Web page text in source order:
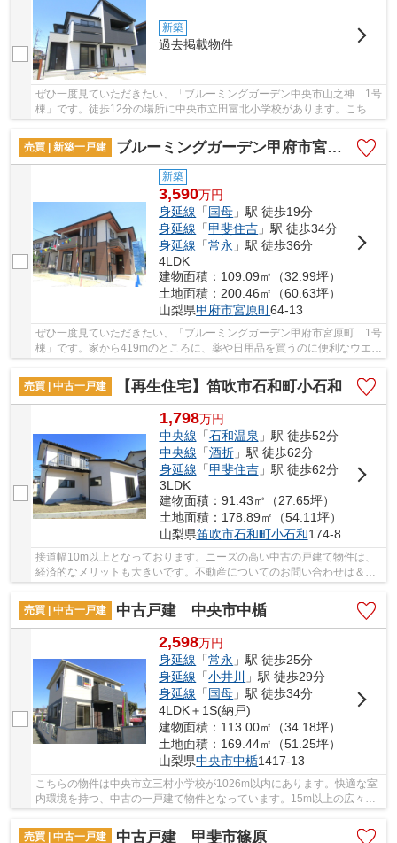
新築
過去掲載物件
ぜひ一度見ていただきたい、「ブルーミングガーデン中央市山之神 1号
棟」です。徒歩12分の場所に中央市立田富北小学校があります。こちら
は省エネ対策にもご利用頂けます。ベタ基礎に...
売買 | 新築一戸建
ブルーミングガーデン甲府市宮原町 1号棟
新築
3,590万円
身延線 「国母 」駅 徒歩19分
身延線 「甲斐住吉 」駅 徒歩34分
身延線 「常永 」駅 徒歩36分
4LDK
建物面積：109.09㎡（32.99坪）
土地面積：200.46㎡（60.63坪）
山梨県甲府市宮原町64-13
ぜひ一度見ていただきたい、「ブルーミングガーデン甲府市宮原町 1号
棟」です。家から419mのところに、薬や日用品を買うのに便利なウエル
売買 | 中古一戸建
【再生住宅】笛吹市石和町小石和
1,798万円
中央線 「石和温泉 」駅 徒歩52分
中央線 「酒折」駅 徒歩62分
身延線 「甲斐住吉」駅 徒歩62分
3LDK
建物面積：91.43㎡（27.65坪）
土地面積：178.89㎡（54.11坪）
山梨県笛吹市石和町小石和174-8
接道幅10m以上となっております。ニーズの高い中古の戸建て物件は、
経済的なメリットも大きいです。不動産についてのお問い合わせは＆
売買 | 中古一戸建
中古戸建 中央市中楯
2,598万円
身延線 「常永 」駅 徒歩25分
身延線 「小井川
」駅 徒歩29分
身延線 「国母 」駅 徒歩34分
4LDK＋1S(納戸)
建物面積：113.00㎡（34.18坪）
土地面積：169.44㎡（51.25坪）
山梨県中央市中楯1417-13
こちらの物件は中央市立三村小学校が1026m以内にあります。快適な室
内環境を持つ、中古の一戸建て物件となっています。15m以上の広々と
売買 | 中古一戸建
中古戸建 甲斐市篠原